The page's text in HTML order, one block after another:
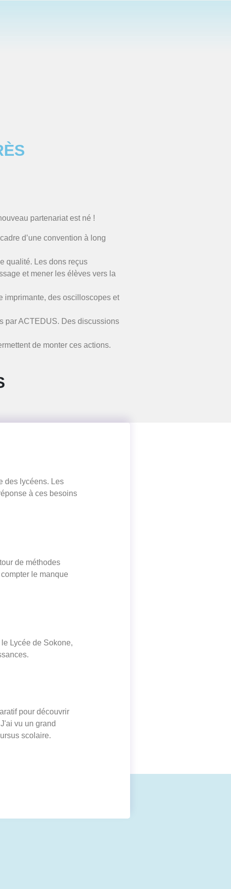
partenariat est né !
d’une convention à long
qualité. Les dons reçus
et mener les élèves vers la
imprimante, des oscilloscopes et
par ACTEDUS. Des discussions
de monter ces actions.
des lycéens. Les
à ces besoins
de méthodes
le manque
Lycée de Sokone,
pour découvrir
vu un grand
scolaire.